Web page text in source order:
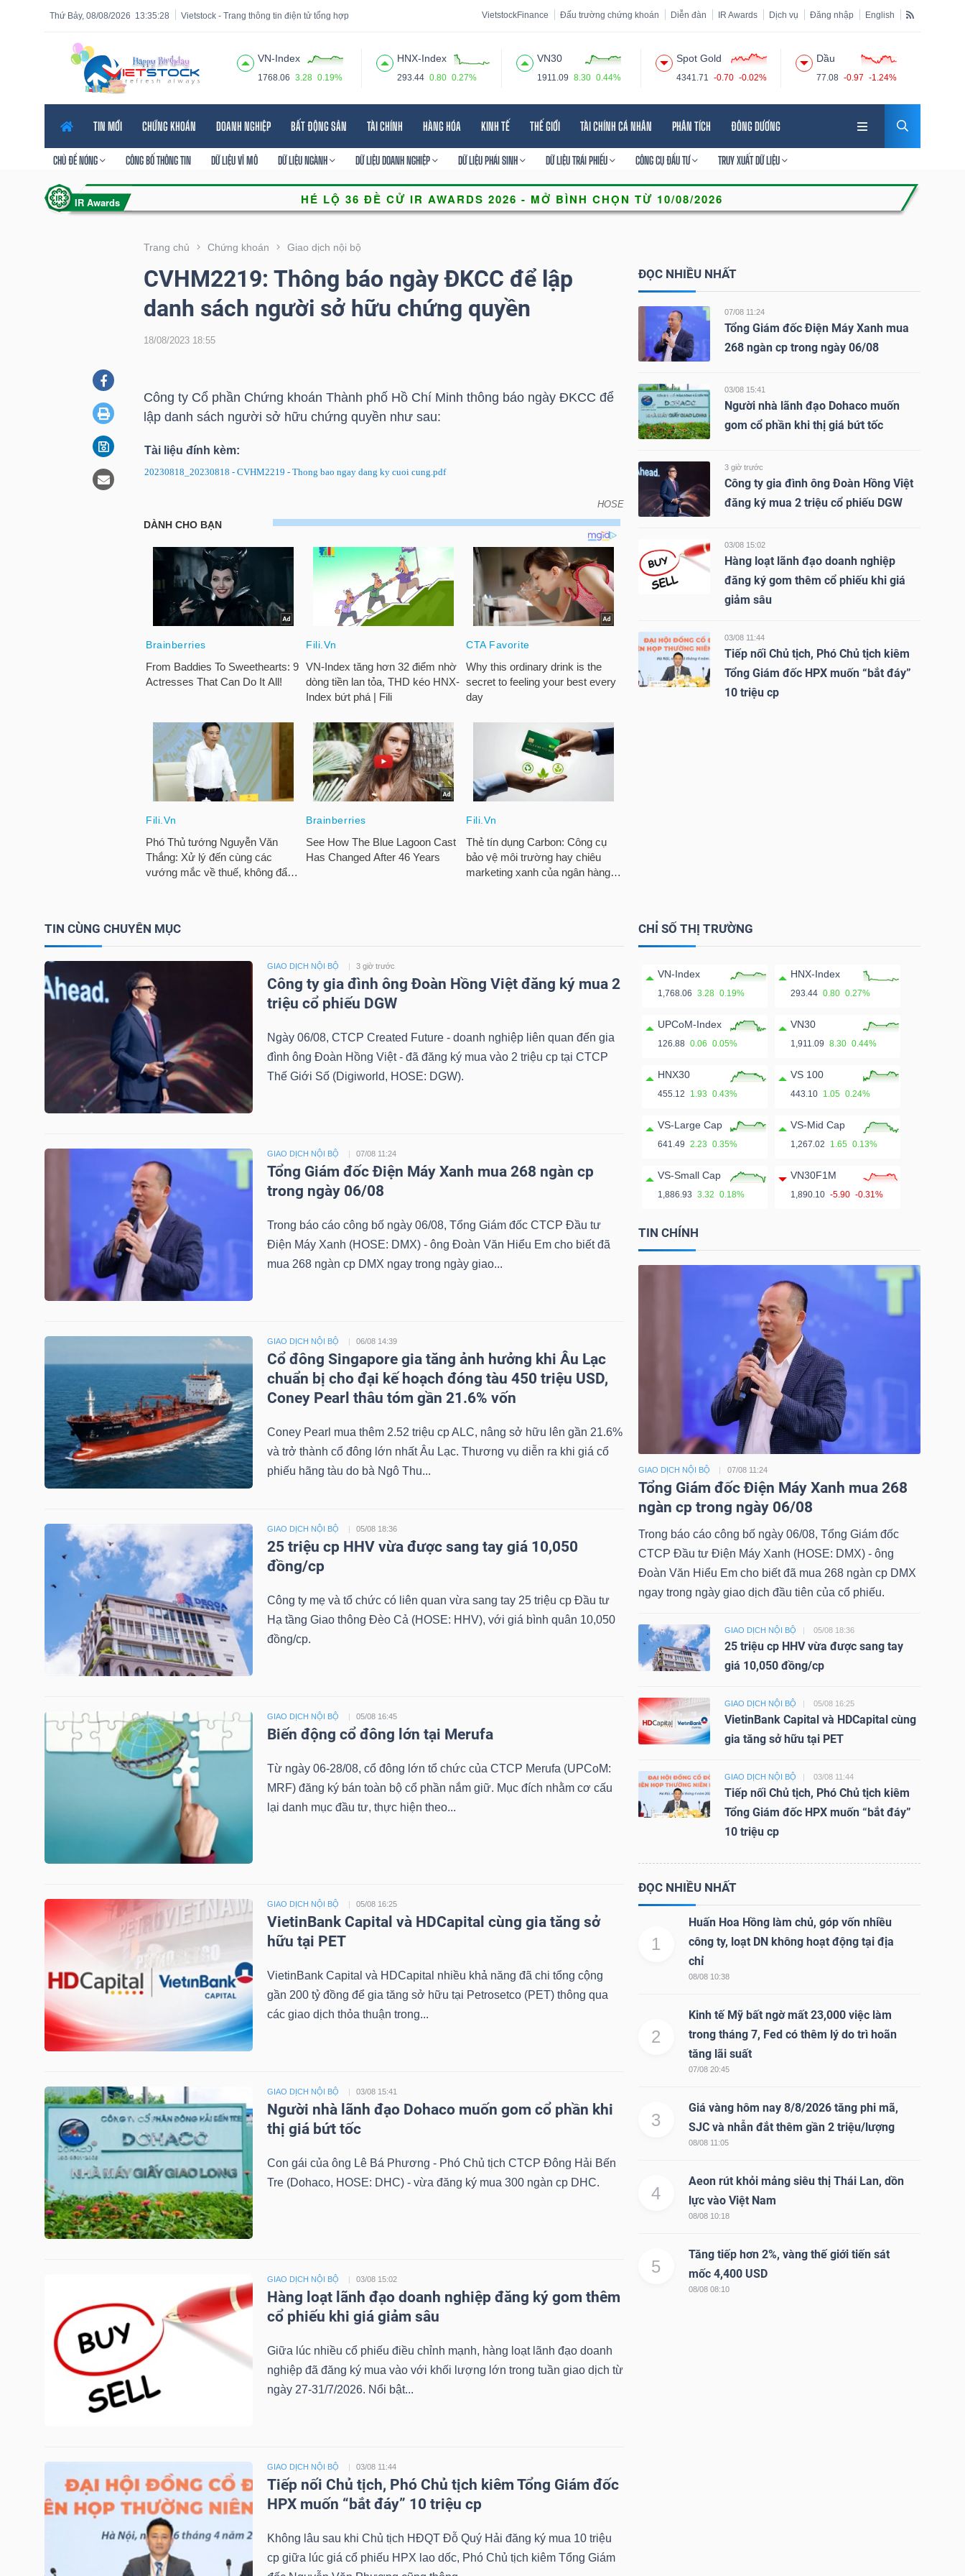
13:35:30
Thứ Bảy, 08/08/2026 Vietstock - Trang thông tin điện tử tổng hợp VietstockFinance Đấu trường chứng khoán Diễn đàn IR Awards Dịch vụ Đăng nhập English
VN-Index
1768.06 3.28 0.19%
HNX-Index
293.44 0.80 0.27%
VN30
1911.09 8.30 0.44%
Spot Gold
4341.71 -0.70 -0.02%
Dầu
77.08 -0.97 -1.24%
TIN MỚI CHỨNG KHOÁN DOANH NGHIỆP BẤT ĐỘNG SẢN TÀI CHÍNH HÀNG HÓA KINH TẾ THẾ GIỚI TÀI CHÍNH CÁ NHÂN PHÂN TÍCH ĐÔNG DƯƠNG
CHỦ ĐỀ NÓNG CÔNG BỐ THÔNG TIN DỮ LIỆU VĨ MÔ DỮ LIỆU NGÀNH DỮ LIỆU DOANH NGHIỆP DỮ LIỆU PHÁI SINH DỮ LIỆU TRÁI PHIẾU CÔNG CỤ ĐẦU TƯ TRUY XUẤT DỮ LIỆU
Trang chủ Chứng khoán Giao dịch nội bộ
CVHM2219: Thông báo ngày ĐKCC để lập
danh sách người sở hữu chứng quyền
18/08/2023 18:55
Công ty Cổ phần Chứng khoán Thành phố Hồ Chí Minh thông báo ngày ĐKCC để
lập danh sách người sở hữu chứng quyền như sau:
Tài liệu đính kèm:
20230818_20230818 - CVHM2219 - Thong bao ngay dang ky cuoi cung.pdf
HOSE
CVHM2219: Thông báo ngày ĐKCC để lập danh sách người sở hữu chứng quyền
ĐỌC NHIỀU NHẤT
07/08 11:24
Tổng Giám đốc Điện Máy Xanh mua
268 ngàn cp trong ngày 06/08
03/08 15:41
Người nhà lãnh đạo Dohaco muốn
gom cổ phần khi thị giá bứt tốc
3 giờ trước
Công ty gia đình ông Đoàn Hồng Việt
đăng ký mua 2 triệu cổ phiếu DGW
03/08 15:02
Hàng loạt lãnh đạo doanh nghiệp
đăng ký gom thêm cổ phiếu khi giá
giảm sâu
03/08 11:44
Tiếp nối Chủ tịch, Phó Chủ tịch kiêm
Tổng Giám đốc HPX muốn “bắt đáy”
10 triệu cp
TIN CÙNG CHUYÊN MỤC
GIAO DỊCH NỘI BỘ 3 giờ trước
Công ty gia đình ông Đoàn Hồng Việt đăng ký mua 2
triệu cổ phiếu DGW
Ngày 06/08, CTCP Created Future - doanh nghiệp liên quan đến gia
đình ông Đoàn Hồng Việt - đã đăng ký mua vào 2 triệu cp tại CTCP
Thế Giới Số (Digiworld, HOSE: DGW).
GIAO DỊCH NỘI BỘ 07/08 11:24
Tổng Giám đốc Điện Máy Xanh mua 268 ngàn cp
trong ngày 06/08
Trong báo cáo công bố ngày 06/08, Tổng Giám đốc CTCP Đầu tư
Điện Máy Xanh (HOSE: DMX) - ông Đoàn Văn Hiểu Em cho biết đã
mua 268 ngàn cp DMX ngay trong ngày giao...
GIAO DỊCH NỘI BỘ 06/08 14:39
Cổ đông Singapore gia tăng ảnh hưởng khi Âu Lạc
chuẩn bị cho đại kế hoạch đóng tàu 450 triệu USD,
Coney Pearl thâu tóm gần 21.6% vốn
Coney Pearl mua thêm 2.52 triệu cp ALC, nâng sở hữu lên gần 21.6%
và trở thành cổ đông lớn nhất Âu Lạc. Thương vụ diễn ra khi giá cổ
phiếu hãng tàu do bà Ngô Thu...
GIAO DỊCH NỘI BỘ 05/08 18:36
25 triệu cp HHV vừa được sang tay giá 10,050
đồng/cp
Công ty mẹ và tổ chức có liên quan vừa sang tay 25 triệu cp Đầu tư
Hạ tầng Giao thông Đèo Cả (HOSE: HHV), với giá bình quân 10,050
đồng/cp.
GIAO DỊCH NỘI BỘ 05/08 16:45
Biến động cổ đông lớn tại Merufa
Từ ngày 06-28/08, cổ đông lớn tổ chức của CTCP Merufa (UPCoM:
MRF) đăng ký bán toàn bộ cổ phần nắm giữ. Mục đích nhằm cơ cấu
lại danh mục đầu tư, thực hiện theo...
GIAO DỊCH NỘI BỘ 05/08 16:25
VietinBank Capital và HDCapital cùng gia tăng sở
hữu tại PET
VietinBank Capital và HDCapital nhiều khả năng đã chi tổng cộng
gần 200 tỷ đồng để gia tăng sở hữu tại Petrosetco (PET) thông qua
các giao dịch thỏa thuận trong...
GIAO DỊCH NỘI BỘ 03/08 15:41
Người nhà lãnh đạo Dohaco muốn gom cổ phần khi
thị giá bứt tốc
Con gái của ông Lê Bá Phương - Phó Chủ tịch CTCP Đông Hải Bến
Tre (Dohaco, HOSE: DHC) - vừa đăng ký mua 300 ngàn cp DHC.
GIAO DỊCH NỘI BỘ 03/08 15:02
Hàng loạt lãnh đạo doanh nghiệp đăng ký gom thêm
cổ phiếu khi giá giảm sâu
Giữa lúc nhiều cổ phiếu điều chỉnh mạnh, hàng loạt lãnh đạo doanh
nghiệp đã đăng ký mua vào với khối lượng lớn trong tuần giao dịch từ
ngày 27-31/7/2026. Nổi bật...
GIAO DỊCH NỘI BỘ 03/08 11:44
Tiếp nối Chủ tịch, Phó Chủ tịch kiêm Tổng Giám đốc
HPX muốn “bắt đáy” 10 triệu cp
Không lâu sau khi Chủ tịch HĐQT Đỗ Quý Hải đăng ký mua 10 triệu
cp giữa lúc giá cổ phiếu HPX lao dốc, Phó Chủ tịch kiêm Tổng Giám
CHỈ SỐ THỊ TRƯỜNG
VN-Index
1,768.06 3.28 0.19%
HNX-Index
293.44 0.80 0.27%
UPCoM-Index
126.88 0.06 0.05%
VN30
1,911.09 8.30 0.44%
HNX30
455.12 1.93 0.43%
VS 100
443.10 1.05 0.24%
VS-Large Cap
641.49 2.23 0.35%
VS-Mid Cap
1,267.02 1.65 0.13%
VS-Small Cap
1,886.93 3.32 0.18%
VN30F1M
1,890.10 -5.90 -0.31%
TIN CHÍNH
GIAO DỊCH NỘI BỘ 07/08 11:24
Tổng Giám đốc Điện Máy Xanh mua 268
ngàn cp trong ngày 06/08
Trong báo cáo công bố ngày 06/08, Tổng Giám đốc
CTCP Đầu tư Điện Máy Xanh (HOSE: DMX) - ông
Đoàn Văn Hiểu Em cho biết đã mua 268 ngàn cp DMX
ngay trong ngày giao dịch đầu tiên của cổ phiếu.
GIAO DỊCH NỘI BỘ 05/08 18:36
25 triệu cp HHV vừa được sang tay
giá 10,050 đồng/cp
GIAO DỊCH NỘI BỘ 05/08 16:25
VietinBank Capital và HDCapital cùng
gia tăng sở hữu tại PET
GIAO DỊCH NỘI BỘ 03/08 11:44
Tiếp nối Chủ tịch, Phó Chủ tịch kiêm
Tổng Giám đốc HPX muốn “bắt đáy”
10 triệu cp
ĐỌC NHIỀU NHẤT
1
Huấn Hoa Hồng làm chủ, góp vốn nhiều
công ty, loạt DN không hoạt động tại địa
chỉ
08/08 10:38
2
Kinh tế Mỹ bất ngờ mất 23,000 việc làm
trong tháng 7, Fed có thêm lý do trì hoãn
tăng lãi suất
07/08 20:45
3
Giá vàng hôm nay 8/8/2026 tăng phi mã,
SJC và nhẫn đắt thêm gần 2 triệu/lượng
08/08 11:05
4
Aeon rút khỏi mảng siêu thị Thái Lan, dồn
lực vào Việt Nam
08/08 10:18
5
Tăng tiếp hơn 2%, vàng thế giới tiến sát
mốc 4,400 USD
08/08 08:10
Tính năng
năng
VIETSTOCK
DƯƠNG
NHÂN
TÍCH
VIETSTOCKFINANCE
NGÀNH
DOANH
NGHIỆP
CÔNG
XUẤT
LIỆU
Ngành
SECTOR
LƯỢNG
TIÊU